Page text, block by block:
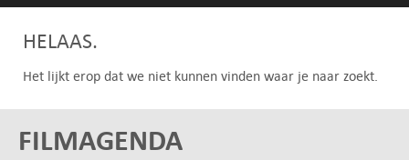
HELAAS.
Het lijkt erop dat we niet kunnen vinden waar je naar zoekt.
FILMAGENDA